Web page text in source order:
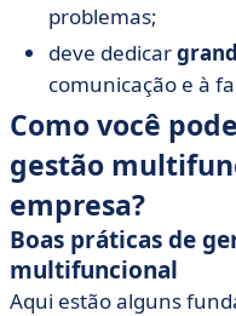
problemas;
deve dedicar
comunicação e à
Como você
gestão
empresa?
Boas práticas de
multifuncional
Aqui estão alguns